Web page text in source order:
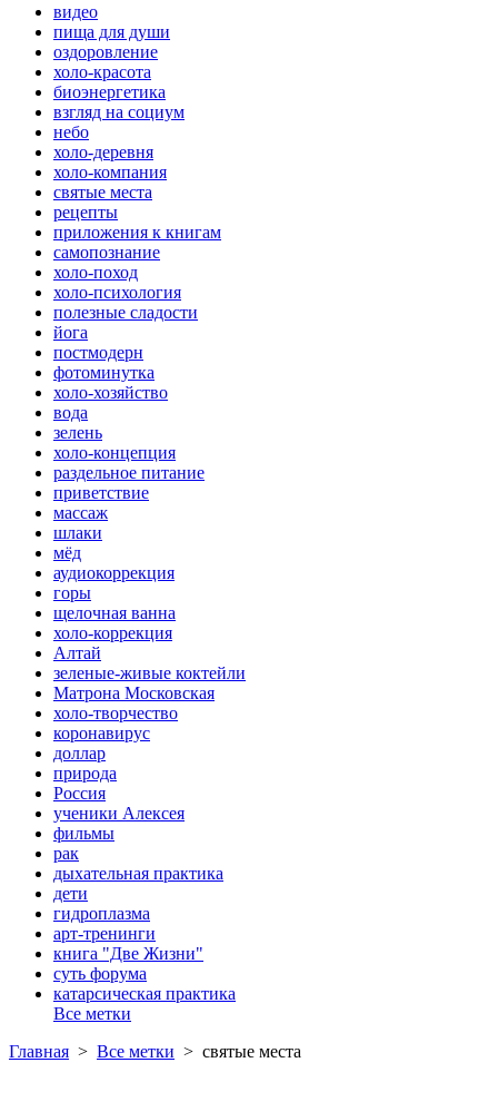
видео
пища для души
оздоровление
холо-красота
биоэнергетика
взгляд на социум
небо
холо-деревня
холо-компания
святые места
рецепты
приложения к книгам
самопознание
холо-поход
холо-психология
полезные сладости
йога
постмодерн
фотоминутка
холо-хозяйство
вода
зелень
холо-концепция
раздельное питание
приветствие
массаж
шлаки
мёд
аудиокоррекция
горы
щелочная ванна
холо-коррекция
Алтай
зеленые-живые коктейли
Матрона Московская
холо-творчество
коронавирус
доллар
природа
Россия
ученики Алексея
фильмы
рак
дыхательная практика
дети
гидроплазма
арт-тренинги
книга "Две Жизни"
суть форума
катарсическая практика
Все метки
Главная > Все метки > святые места